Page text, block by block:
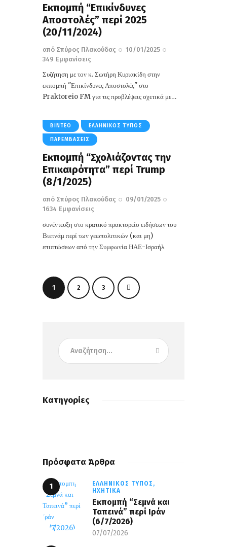
Εκπομπή “Επικίνδυνες
Αποστολές” περί 2025
(20/11/2024)
από Σπύρος Πλακούδας
10/01/2025
349 Εμφανίσεις
Συζήτηση με τον κ. Σωτήρη Κυριακίδη στην
εκπομπή "Επικίνδυνες Αποστολές" στο
Praktoreio FM για τις προβλέψεις σχετικά με…
ΒΊΝΤΕΟ ΕΛΛΗΝΙΚΌΣ ΤΎΠΟΣ
ΠΑΡΕΜΒΆΣΕΙΣ
Εκπομπή “Σχολιάζοντας την
Επικαιρότητα” περί Trump
(8/1/2025)
από Σπύρος Πλακούδας
09/01/2025
1634 Εμφανίσεις
συνέντευξη στο κρατικό πρακτορείο ειδήσεων του
Βιετνάμ περί των γεωπολιτικών (και μη)
επιπτώσεων από την Συμφωνία ΗΑΕ-Ισραήλ
1 2 3
>
Κατηγορίες
Πρόσφατα Άρθρα
ΕΛΛΗΝΙΚΌΣ ΤΎΠΟΣ,
ΗΧΗΤΙΚΆ
Εκπομπή “Σεμνά και
Ταπεινά” περί Ιράν
(6/7/2026)
07/07/2026